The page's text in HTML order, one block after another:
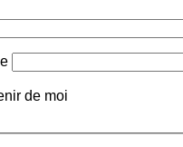
de moi